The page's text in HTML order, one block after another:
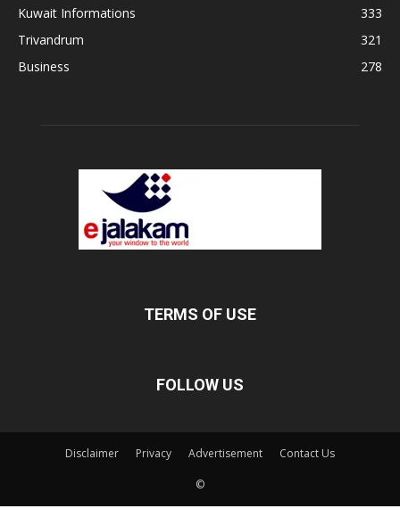
Kuwait Informations
333
Trivandrum
321
Business
278
TERMS OF USE
FOLLOW US
Disclaimer Privacy Advertisement Contact Us
©